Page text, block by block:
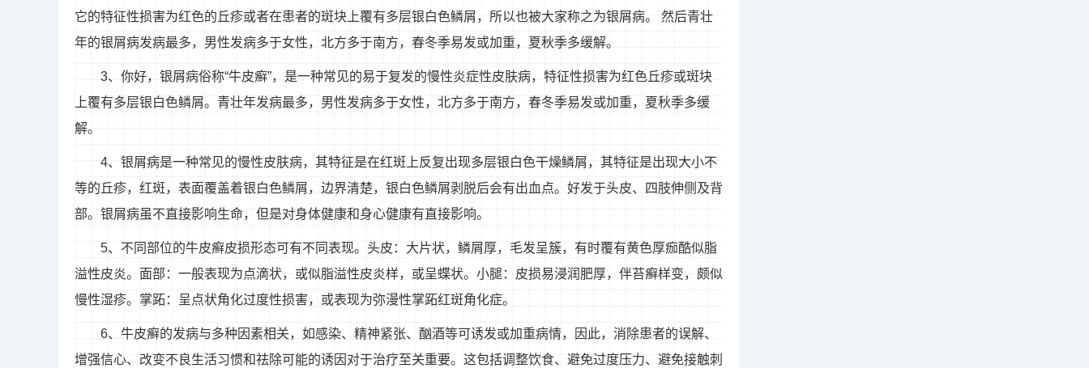
它的特征性损害为红色的丘疹或者在患者的斑块上覆有多层银白色鳞屑，所以也被大家称之为银屑病。 然后青壮
年的银屑病发病最多，男性发病多于女性，北方多于南方，春冬季易发或加重，夏秋季多缓解。
3、你好，银屑病俗称“牛皮癣”，是一种常见的易于复发的慢性炎症性皮肤病，特征性损害为红色丘疹或斑块
上覆有多层银白色鳞屑。青壮年发病最多，男性发病多于女性，北方多于南方，春冬季易发或加重，夏秋季多缓
解。
4、银屑病是一种常见的慢性皮肤病，其特征是在红斑上反复出现多层银白色干燥鳞屑，其特征是出现大小不
等的丘疹，红斑，表面覆盖着银白色鳞屑，边界清楚，银白色鳞屑剥脱后会有出血点。好发于头皮、四肢伸侧及背
部。银屑病虽不直接影响生命，但是对身体健康和身心健康有直接影响。
5、不同部位的牛皮癣皮损形态可有不同表现。头皮：大片状，鳞屑厚，毛发呈簇，有时覆有黄色厚痂酷似脂
溢性皮炎。面部：一般表现为点滴状，或似脂溢性皮炎样，或呈蝶状。小腿：皮损易浸润肥厚，伴苔癣样变，颇似
慢性湿疹。掌跖：呈点状角化过度性损害，或表现为弥漫性掌跖红斑角化症。
6、牛皮癣的发病与多种因素相关，如感染、精神紧张、酗酒等可诱发或加重病情，因此，消除患者的误解、
增强信心、改变不良生活习惯和祛除可能的诱因对于治疗至关重要。这包括调整饮食、避免过度压力、避免接触刺